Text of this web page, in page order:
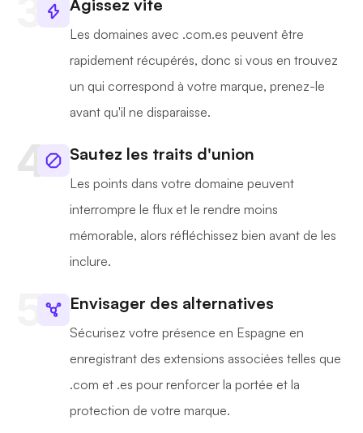
Agissez vite
Les domaines avec .com.es peuvent être
rapidement récupérés, donc si vous en trouvez
un qui correspond à votre marque, prenez-le
avant qu'il ne disparaisse.
Sautez les traits d'union
Les points dans votre domaine peuvent
interrompre le flux et le rendre moins
mémorable, alors réfléchissez bien avant de les
inclure.
Envisager des alternatives
Sécurisez votre présence en Espagne en
enregistrant des extensions associées telles que
.com et .es pour renforcer la portée et la
protection de votre marque.